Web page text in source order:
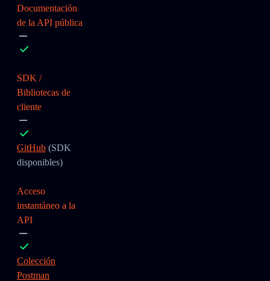
Documentación
de la API pública
SDK /
Bibliotecas de
cliente
GitHub (SDK
disponibles)
Acceso
instantáneo a la
API
Colección
Postman